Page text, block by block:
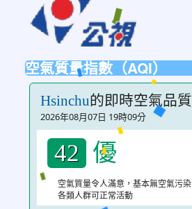
空氣質量指數（AQI）
Hsinchu的即時空氣品質
2026年08月07日 19時09分
42 優
空氣質量令人滿意，基本無空氣污染
各類人群可正常活動